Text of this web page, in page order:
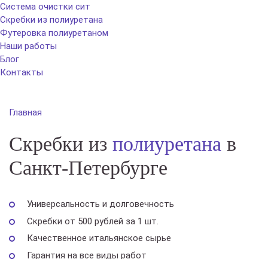
Система очистки сит
Скребки из полиуретана
Футеровка полиуретаном
Наши работы
Блог
Контакты
Главная
Скребки из полиуретана в
Санкт-Петербурге
Универсальность и долговечность
Скребки от 500 рублей за 1 шт.
Качественное итальянское сырье
Гарантия на все виды работ